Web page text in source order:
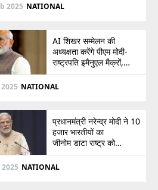
2025 NATIONAL
AI शिखर सम्मेलन की
अध्यक्षता करेंगे पीएम मोदी-
राष्ट्रपति इमैनुएल मैक्रों,
भारत-फ्रांस संबंधों को देंगे नई
दिशा
NATIONAL
प्रधानमंत्री नरेन्द्र मोदी ने 10
हजार भारतीयों का
जीनोम डाटा राष्ट्र को
सौंपा, जानें इसके बारे में
2025 NATIONAL